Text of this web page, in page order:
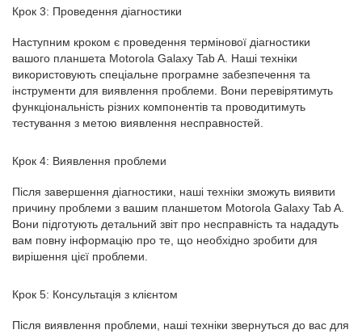
Крок 3: Проведення діагностики
Наступним кроком є проведення термінової діагностики
вашого планшета Motorola Galaxy Tab A. Наші техніки
використовують спеціальне програмне забезпечення та
інструменти для виявлення проблеми. Вони перевірятимуть
функціональність різних компонентів та проводитимуть
тестування з метою виявлення несправностей.
Крок 4: Виявлення проблеми
Після завершення діагностики, наші техніки зможуть виявити
причину проблеми з вашим планшетом Motorola Galaxy Tab A.
Вони підготують детальний звіт про несправність та нададуть
вам повну інформацію про те, що необхідно зробити для
вирішення цієї проблеми.
Крок 5: Консультація з клієнтом
Після виявлення проблеми, наші техніки звернуться до вас для